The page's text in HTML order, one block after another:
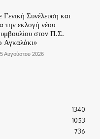
Συνέλευση και
την εκλογή νέου
στον Π.Σ.
Αγκαλάκι»
5 Αυγούστου 2026
1340
1053
736